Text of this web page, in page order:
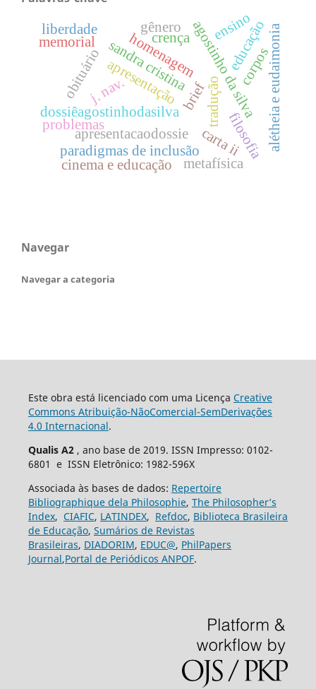
apresentação
dossiêagostinhodasilva
apresentacaodossie
tradução
brief
j. nav. agostinho da silva
carta ii
sandra cristina
obituário homenagem
memorial
corpos
paradigmas de inclusão alétheia e eudaimonia
filosofia
metafísica
educação
crença
cinema e educação
gênero
liberdade ensino
problemas
Navegar
Navegar a categoria
Este obra está licenciado com uma Licença Creative
Commons Atribuição-NãoComercial-SemDerivações
4.0 Internacional.
Qualis A2 , ano base de 2019. ISSN Impresso: 0102-
6801 e ISSN Eletrônico: 1982-596X
Associada às bases de dados: Repertoire
Bibliographique dela Philosophie, The Philosopher’s
Index, CIAFIC, LATINDEX, Refdoc, Biblioteca Brasileira
de Educação, Sumários de Revistas
Brasileiras, DIADORIM, EDUC@, PhilPapers
Journal,Portal de Periódicos ANPOF.